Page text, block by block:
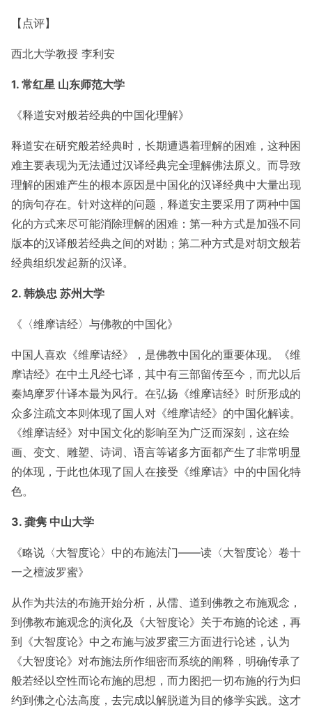
【点评】
西北大学教授 李利安
1. 常红星 山东师范大学
《释道安对般若经典的中国化理解》
释道安在研究般若经典时，长期遭遇着理解的困难，这种困
难主要表现为无法通过汉译经典完全理解佛法原义。而导致
理解的困难产生的根本原因是中国化的汉译经典中大量出现
的病句存在。针对这样的问题，释道安主要采用了两种中国
化的方式来尽可能消除理解的困难：第一种方式是加强不同
版本的汉译般若经典之间的对勘；第二种方式是对胡文般若
经典组织发起新的汉译。
2. 韩焕忠 苏州大学
《〈维摩诘经〉与佛教的中国化》
中国人喜欢《维摩诘经》，是佛教中国化的重要体现。《维
摩诘经》在中土凡经七译，其中有三部留传至今，而尤以后
秦鸠摩罗什译本最为风行。在弘扬《维摩诘经》时所形成的
众多注疏文本则体现了国人对《维摩诘经》的中国化解读。
《维摩诘经》对中国文化的影响至为广泛而深刻，这在绘
画、变文、雕塑、诗词、语言等诸多方面都产生了非常明显
的体现，于此也体现了国人在接受《维摩诘》中的中国化特
色。
3. 龚隽 中山大学
《略说〈大智度论〉中的布施法门——读〈大智度论〉卷十
一之檀波罗蜜》
从作为共法的布施开始分析，从儒、道到佛教之布施观念，
到佛教布施观念的演化及《大智度论》关于布施的论述，再
到《大智度论》中之布施与波罗蜜三方面进行论述，认为
《大智度论》对布施法所作细密而系统的阐释，明确传承了
般若经以空性而论布施的思想，而力图把一切布施的行为归
约到佛之心法高度，去完成以解脱道为目的修学实践。这才